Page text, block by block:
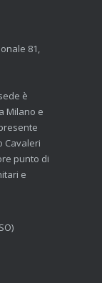
81,
è
Milano e
Cavaleri
punto di
e